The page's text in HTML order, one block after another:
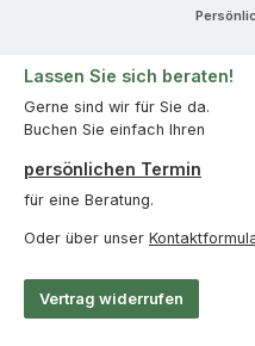
Lassen Sie sich beraten!
Gerne sind wir für Sie da.
Buchen Sie einfach Ihren
persönlichen Termin
für eine Beratung.
Oder über unser
Vertrag widerrufen